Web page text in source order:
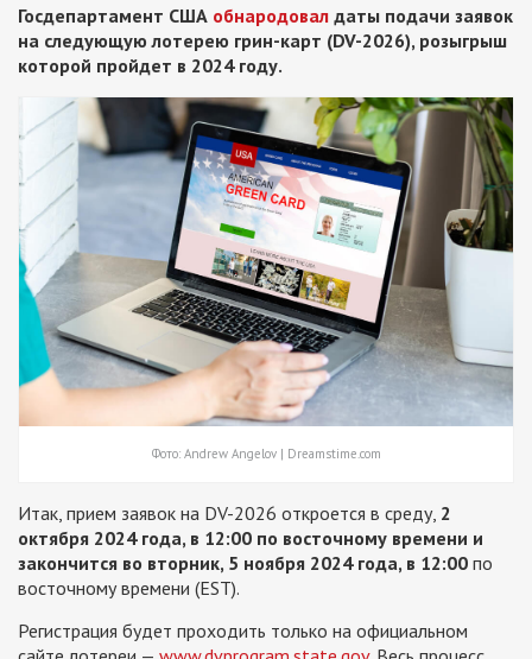
Госдепартамент США обнародовал даты подачи заявок
на следующую лотерею грин-карт (DV-2026), розыгрыш
которой пройдет в 2024 году.
Фото: Andrew Angelov | Dreamstime.com
Итак, прием заявок на DV-2026 откроется в среду, 2
октября 2024 года, в 12:00 по восточному времени и
закончится во вторник, 5 ноября 2024 года, в 12:00 по
восточному времени (EST).
Регистрация будет проходить только на официальном